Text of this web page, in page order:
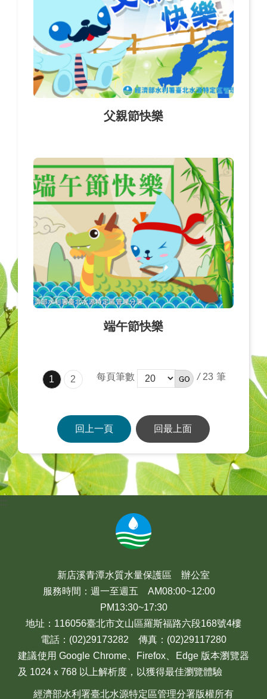
父親節快樂
端午節快樂
1 2 每頁筆數 / 23
回上一頁 回最上面
:::
新店溪青潭水質水量保護區 辦公室
服務時間：週一至週五 AM08:00~12:00
PM13:30~17:30
地址：116056臺北市文山區羅斯福路六段168號4樓
電話：(02)29173282 傳真：(02)29117280
建議使用 Google Chrome、Firefox、Edge 版本瀏覽器
及 1024ｘ768 以上解析度，以獲得最佳瀏覽體驗
經濟部水利署臺北水源特定區管理分署版權所有